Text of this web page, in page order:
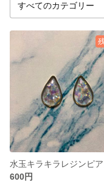
水玉キラキラレジンピア
600円